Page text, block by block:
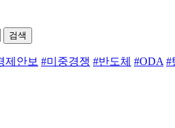
검색
제안보 #미중경쟁 #반도체 #ODA #